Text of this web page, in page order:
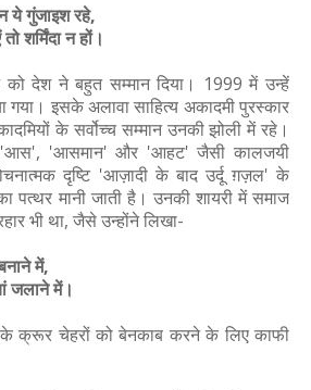
ये गुंजाइश रहे,
शर्मिंदा न हों।
को देश ने बहुत सम्मान दिया। 1999 में उन्हें
गया। इसके अलावा साहित्य अकादमी पुरस्कार
के सर्वोच्च सम्मान उनकी झोली में रहे।
'आस', 'आसमान' और 'आहट' जैसी कालजयी
दृष्टि 'आज़ादी के बाद उर्दू ग़ज़ल' के
मानी जाती है। उनकी शायरी में समाज
भी था, जैसे उन्होंने लिखा-
में,
जलाने में।
क्रूर चेहरों को बेनकाब करने के लिए काफी